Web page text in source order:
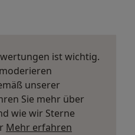
ist wichtig.
unserer
Sie mehr über
wie wir Sterne
Mehr erfahren